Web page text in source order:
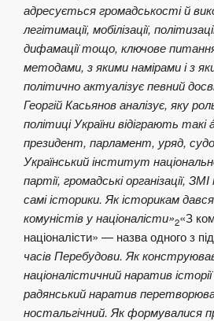
адресується громадськості й
легітимації, мобілізації,
дифамації тощо, ключове
методами, з якими намірами і з
політично актуалізує певний
Георгій Касьянов аналізує, яку
політиці України відіграють
президент, парламент, уряд,
Український інститут
партії, громадські організації,
самі історики. Як історикам
комуністів у націоналісти»2«З
націоналісти» — назва одного з
часів Перебудови. Як
націоналістичний наратив
радянський наратив
ностальгічний. Як формувалися